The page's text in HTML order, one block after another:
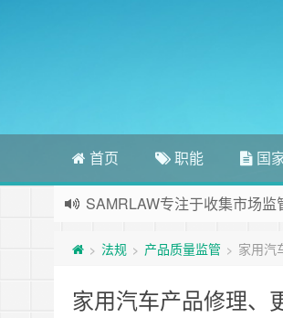
首页 职能 国
SAMRLAW专注于收集市场监
> 法规 > 产品质量监管 > 家用汽
家用汽车产品修理、